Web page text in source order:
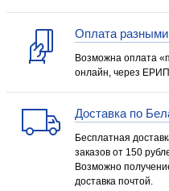
Оплата
Возможна оплата
онлайн, через
Доставка по
Бесплатная
заказов от 150
Возможно
доставка почтой.